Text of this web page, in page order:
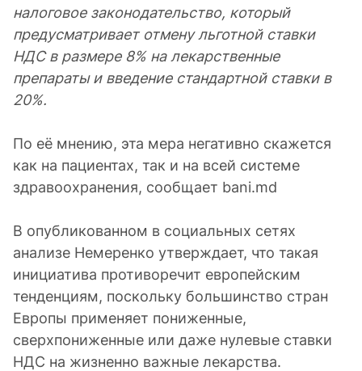
налоговое законодательство, который
предусматривает отмену льготной ставки
НДС в размере 8% на лекарственные
препараты и введение стандартной ставки в
20%.
По её мнению, эта мера негативно скажется
как на пациентах, так и на всей системе
здравоохранения, сообщает bani.md
В опубликованном в социальных сетях
анализе Немеренко утверждает, что такая
инициатива противоречит европейским
тенденциям, поскольку большинство стран
Европы применяет пониженные,
сверхпониженные или даже нулевые ставки
НДС на жизненно важные лекарства.